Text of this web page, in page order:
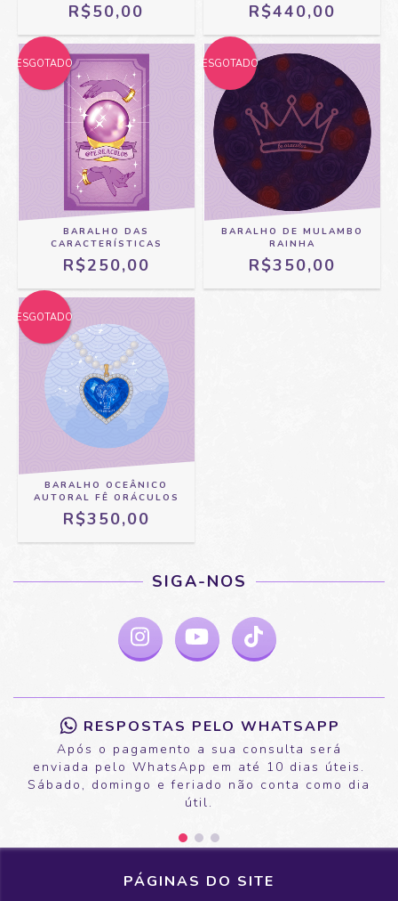
R$50,00 R$440,00
ESGOTADO
BARALHO DAS
CARACTERÍSTICAS
R$250,00
ESGOTADO
BARALHO DE MULAMBO
RAINHA
R$350,00
ESGOTADO
BARALHO OCEÂNICO
AUTORAL FÊ ORÁCULOS
R$350,00
SIGA-NOS
RESPOSTAS PELO WHATSAPP
Após o pagamento a sua consulta será
enviada pelo WhatsApp em até 10 dias úteis.
Sábado, domingo e feriado não conta como dia
útil.
PÁGINAS DO SITE